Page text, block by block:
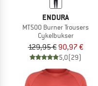
ENDURA
MT500 Burner Trousers
Cykelbukser
129,95 € 90,97 €
5,0(29)